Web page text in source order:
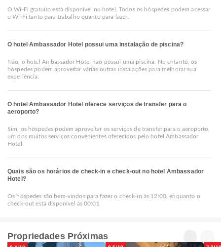
O Wi-Fi gratuito está disponível no hotel. Todos os hóspedes podem acessar
o Wi-Fi tanto para trabalho quanto para lazer.
O hotel Ambassador Hotel possui uma instalação de piscina?
Não, o hotel Ambassador Hotel não possui uma piscina. No entanto, os
hóspedes podem aproveitar várias outras instalações para melhorar sua
experiência.
O hotel Ambassador Hotel oferece serviços de transfer para o
aeroporto?
Sim, os hóspedes podem aproveitar os serviços de transfer para o aeroporto,
um dos muitos serviços convenientes oferecidos pelo hotel Ambassador
Hotel
Quais são os horários de check-in e check-out no hotel Ambassador
Hotel?
Os hóspedes são bem-vindos para fazer o check-in às 12:00, enquanto o
check-out está disponível às 00:01
Propriedades Próximas